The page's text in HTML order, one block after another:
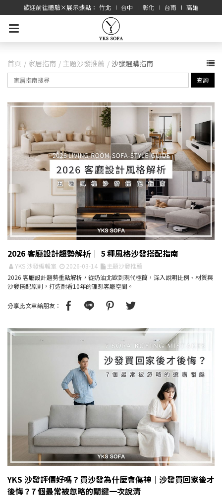
歡迎前往體驗×展示據點： 竹北 ∣ 台中 ∣ 彰化 ∣ 台南 ∣ 高雄
首頁 家居指南 主題沙發推薦 沙發選購指南
查詢
2026 客廳設計趨勢解析｜ 5 種風格沙發搭配指南
YKS 沙發編輯室 2026-03-14
主題沙發推薦
2026 客廳設計趨勢重點解析，從奶油北歐到現代極簡，深入說明比例、材質與
沙發搭配原則，打造耐看10年的理想客廳空間。
分享此文章給朋友：
YKS 沙發評價好嗎？買沙發為什麼會傷神｜沙發買回家後才
後悔？7 個最常被忽略的關鍵一次說清